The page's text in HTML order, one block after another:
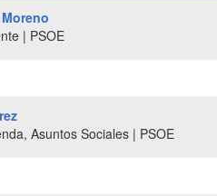
| PSOE
Asuntos Sociales | PSOE